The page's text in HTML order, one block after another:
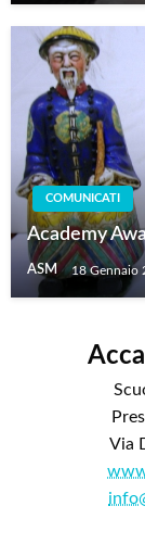
COMUNICATI
Academy
ASM 18 Gennaio
Via